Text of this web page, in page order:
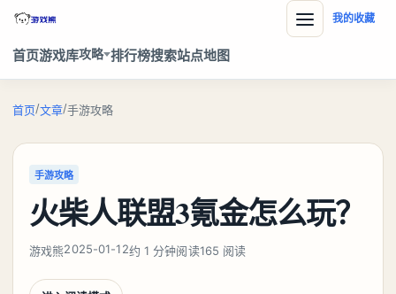
首页游戏库攻略 排行榜搜索站点地图
我的收藏
首页/文章/手游攻略
手游攻略
火柴人联盟3氪金怎么玩？
游戏熊2025-01-12约 1 分钟阅读165 阅读